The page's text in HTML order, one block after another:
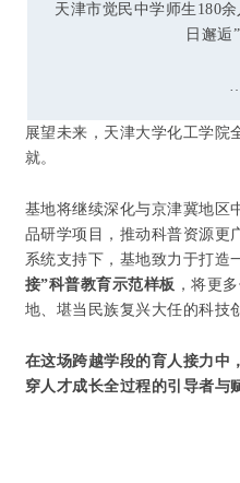
天津市觉民中学师生180
日邂逅
展望未来，天津大学化工学院
就。
基地将继续深化与京津冀地区
品研学项目，推动科普资源更
系统支持下，基地致力于打造
接”科普教育示范样板 ，将更
地、堪当民族复兴大任的科技
在这场跨越学段的育人接力中
穿人才成长全过程的引导者与